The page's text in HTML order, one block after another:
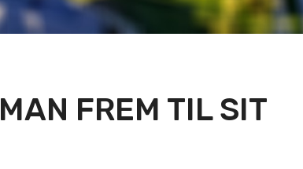
FREM TIL SIT